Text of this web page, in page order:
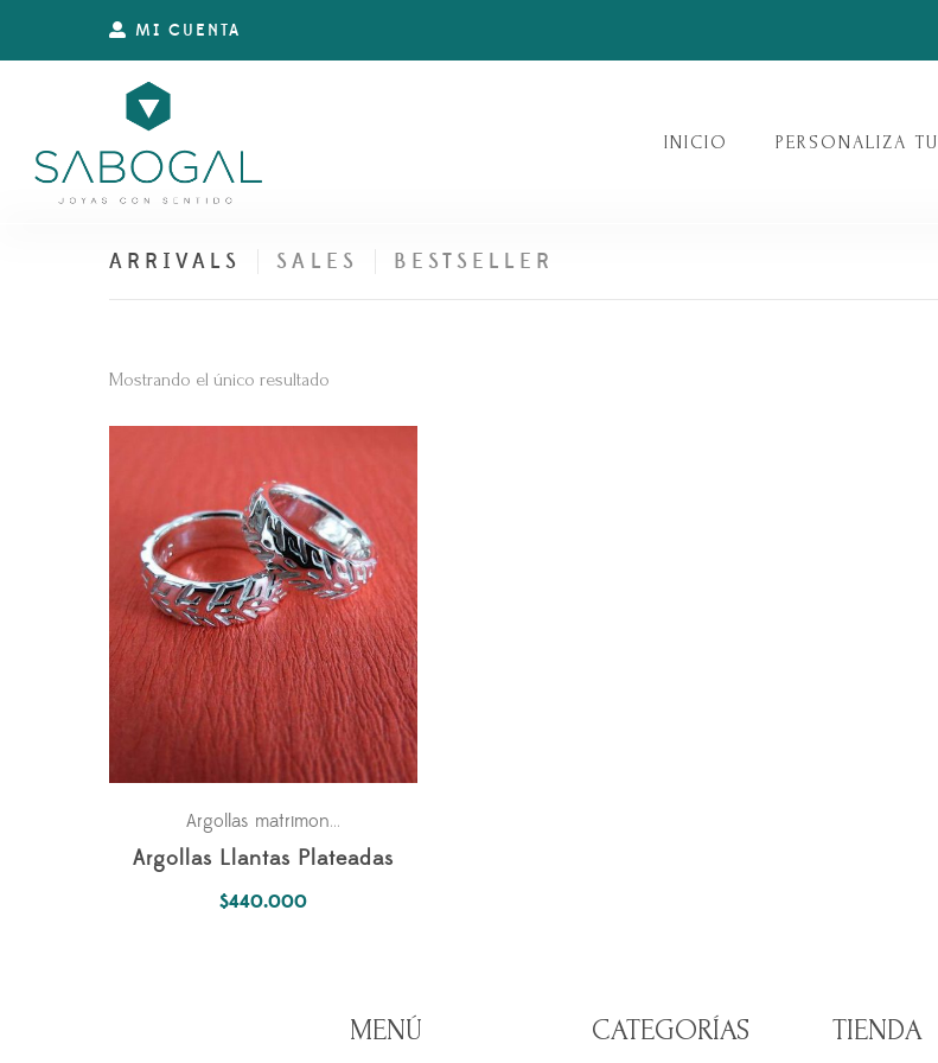
MI CUENTA
INICIO PERSONALIZA
ARRIVALS SALES BESTSELLER
Mostrando el único resultado
Argollas matrimonio
Argollas Llantas Plateadas
$440.000
MENÚ CATEGORÍAS TIENDA